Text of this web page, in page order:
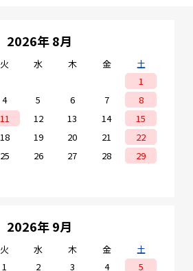
2026年 8月
火 水 木 金
土
1
4 5 6 7
8
11 12 13 14
15
18 19 20 21
22
25 26 27 28
29
2026年 9月
火 水 木 金
土
1
2 3 4
5